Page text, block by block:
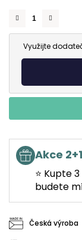
Využijte
Akce
⭐ Kupte
budete
Česká výroba